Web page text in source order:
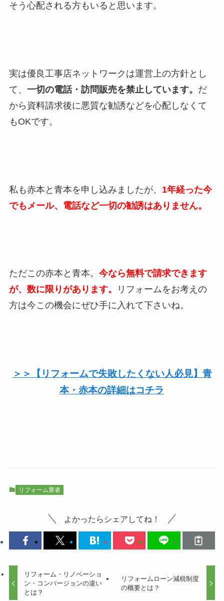
そう心配される方もいると思います。
実は優良工事店ネットワークは運営上の方針とし
て、 一切の電話・訪問販売を禁止しています。 だ
から資料請求後に悪質な勧誘などを心配しなくて
もOKです。
私も赤本と青本を申し込みましたが、 1年経った今
でもメール、電話など一切の勧誘はありません。
ただこの赤本と青本。 今なら無料で請求できます
が、数に限りがあります。
リフォームをお考えの
方は今この機会にぜひ手に入れて下さいね。
＞＞【リフォームで失敗したくない人必見】青
本・赤本の詳細はコチラ
リフォーム業者
よかったらシェアしてね！
リフォーム・リノベーショ
ン・コンバージョンの違い
とは？
リフォームローン減税制度
の概要とは？